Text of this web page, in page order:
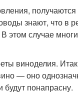
знают, что в
этом случае
виноделия.
— оно
понапрасну.